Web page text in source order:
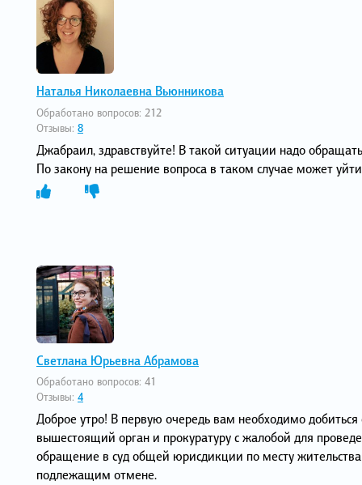
Наталья Николаевна Вьюнникова
Обработано вопросов: 212
Отзывы: 8
Джабраил, здравствуйте! В такой ситуации надо
По закону на решение вопроса в таком случае может
Светлана Юрьевна Абрамова
Обработано вопросов: 41
Отзывы: 4
Доброе утро! В первую очередь вам необходимо
вышестоящий орган и прокуратуру с жалобой для
обращение в суд общей юрисдикции по месту
подлежащим отмене.